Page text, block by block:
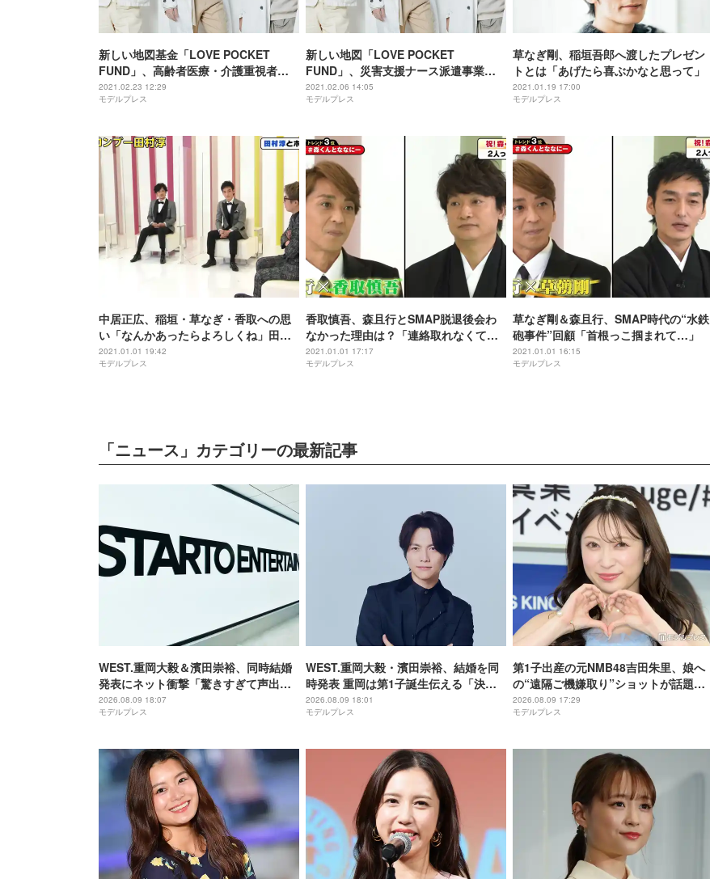
新しい地図基金「LOVE POCKET
FUND」、高齢者医療・介護重視者を
支援
2021.02.23 12:29
モデルプレス
新しい地図「LOVE POCKET
FUND」、災害支援ナース派遣事業を
報告 新型コロナプロジェクトの期間
延長も決定
2021.02.06 14:05
モデルプレス
草なぎ剛、稲垣吾郎へ渡したプレゼン
トとは「あげたら喜ぶかなと思って」
2021.01.19 17:00
モデルプレス
中居正広、稲垣・草なぎ・香取への思
い「なんかあったらよろしくね」田村
淳が明かす＜7.2新しい別の窓＞
2021.01.01 19:42
モデルプレス
香取慎吾、森且行とSMAP脱退後会わ
なかった理由は？「連絡取れなくてよ
かった」
2021.01.01 17:17
モデルプレス
草なぎ剛＆森且行、SMAP時代の“水鉄
砲事件”回顧「首根っこ掴まれて…」
2021.01.01 16:15
モデルプレス
「ニュース」カテゴリーの最新記事
WEST.重岡大毅＆濱田崇裕、同時結婚
発表にネット衝撃「驚きすぎて声出
た」「ダブルでおめでたい」7人中4人
既婚者に
2026.08.09 18:07
モデルプレス
WEST.重岡大毅・濱田崇裕、結婚を同
時発表 重岡は第1子誕生伝える「決し
て当たり前ではない、尊いものでし
た」【全文】
2026.08.09 18:01
モデルプレス
第1子出産の元NMB48吉田朱里、娘へ
の“遠隔ご機嫌取り”ショットが話題
「顔が一生懸命で可愛すぎる」「素敵
なアイデア」と反響
2026.08.09 17:29
モデルプレス